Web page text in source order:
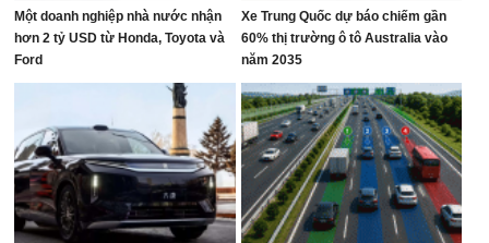
Một doanh nghiệp nhà nước nhận
hơn 2 tỷ USD từ Honda, Toyota và
Ford
Xe Trung Quốc dự báo chiếm gần
60% thị trường ô tô Australia vào
năm 2035